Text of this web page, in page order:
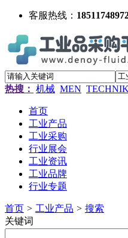
客服热线：
热搜： 机械 MEN TECHNIK
首页
工业产品
工业采购
行业展会
工业资讯
工业品牌
行业专题
首页 > 工业产品 > 搜索
关键词